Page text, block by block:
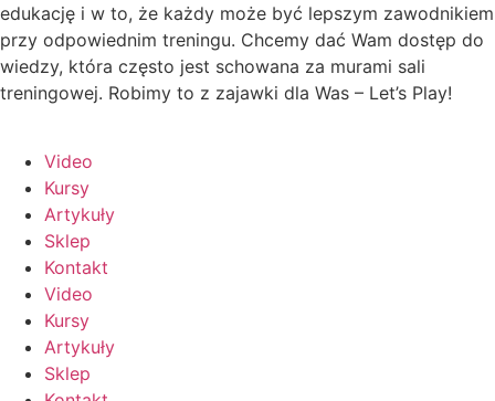
edukację i w to, że każdy może być lepszym zawodnikiem
przy odpowiednim treningu. Chcemy dać Wam dostęp do
wiedzy, która często jest schowana za murami sali
treningowej. Robimy to z zajawki dla Was – Let’s Play!
Video
Kursy
Artykuły
Sklep
Kontakt
Video
Kursy
Artykuły
Sklep